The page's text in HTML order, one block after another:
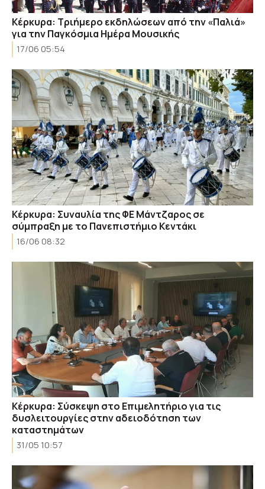
Κέρκυρα: Τριήμερο εκδηλώσεων από την «Παλιά»
για την Παγκόσμια Ημέρα Μουσικής
17/06 05:54
Κέρκυρα: Συναυλία της ΦΕ Μάντζαρος σε
σύμπραξη με το Πανεπιστήμιο Κεντάκι
16/06 08:32
Κέρκυρα: Σύσκεψη στο Επιμελητήριο για τις
δυσλειτουργίες στην αδειοδότηση των
καταστημάτων
31/05 10:57